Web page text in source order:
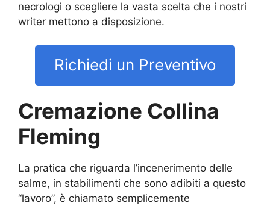
necrologi o scegliere la vasta scelta che i nostri
writer mettono a disposizione.
Richiedi un Preventivo
Cremazione Collina
Fleming
La pratica che riguarda l’incenerimento delle
salme, in stabilimenti che sono adibiti a questo
“lavoro”, è chiamato semplicemente